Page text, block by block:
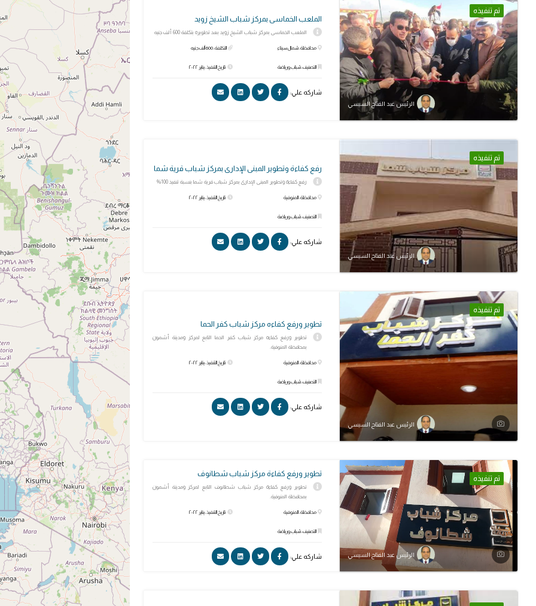
تم تنفيذه
الرئيس عبد الفتاح السيسي
الملعب الخماسى بمركز شباب الشيخ زويد
الملعب الخماسى بمركز شباب الشيخ زويد بعد تطويره بتكلفة 600 ألف جنيه
محافظة: شمال سيناء
التصنيف: شباب ورياضة
التكلفة: 600 ألف جنيه
تاريخ التنفيذ: يناير ٢٠٢٢
شاركه علي:
تم تنفيذه
الرئيس عبد الفتاح السيسي
رفع كفاءة وتطوير المبنى الإدارى بمركز شباب قرية شما
رفع كفاءة وتطوير المبنى الإدارى بمركز شباب قرية شما بنسبة تنفيذ 100%
محافظة: المنوفية
التصنيف: شباب ورياضة
تاريخ التنفيذ: يناير ٢٠٢٢
شاركه علي:
تم تنفيذه
الرئيس عبد الفتاح السيسي
تطوير ورفع كفاءه مركز شباب كفر الحما
تطوير ورفع كفاءه مركز شباب كفر الحما التابع لمركز ومدينة أشمون
بمحافظة المنوفية.
محافظة: المنوفية
التصنيف: شباب ورياضة
تاريخ التنفيذ: يناير ٢٠٢٢
شاركه علي:
تم تنفيذه
الرئيس عبد الفتاح السيسي
تطوير ورفع كفاءة مركز شباب شطانوف
تطوير ورفع كفاءة مركز شباب شطانوف التابع لمركز ومدينة أشمون
بمحافظة المنوفية.
محافظة: المنوفية
التصنيف: شباب ورياضة
تاريخ التنفيذ: يناير ٢٠٢٢
شاركه علي: